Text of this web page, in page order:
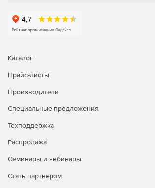
Каталог
Прайс-листы
Производители
Специальные предложения
Техподдержка
Распродажа
Семинары и вебинары
Стать партнером